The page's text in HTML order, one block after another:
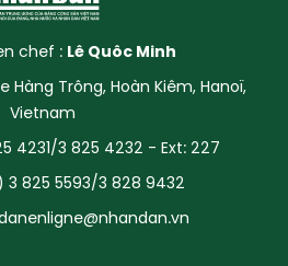
chef : Lê Quôc Minh
Hàng Trông, Hoàn Kiêm, Hanoï,
Vietnam
4231/3 825 4232 - Ext: 227
825 5593/3 828 9432